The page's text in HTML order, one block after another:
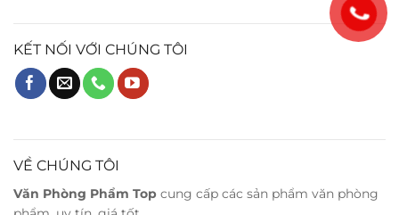
KẾT NỐI VỚI CHÚNG TÔI
VỀ CHÚNG TÔI
Văn Phòng Phẩm Top cung cấp các sản phẩm văn phòng